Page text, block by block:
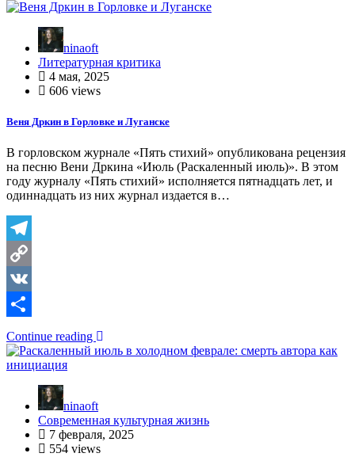
ninaoft
Литературная критика
4 мая, 2025
606 views
Веня Дркин в Горловке и Луганске
В горловском журнале «Пять стихий» опубликована рецензия
на песню Вени Дркина «Июль (Раскаленный июль)». В этом
году журналу «Пять стихий» исполняется пятнадцать лет, и
одиннадцать из них журнал издается в…
Telegram
Copy
Link
VK
Отправить
Continue reading
ninaoft
Современная культурная жизнь
7 февраля, 2025
554 views